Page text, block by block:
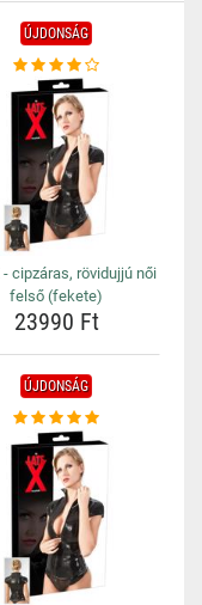
ÚJDONSÁG
- cipzáras, rövidujjú női
felső (fekete)
23990 Ft
ÚJDONSÁG